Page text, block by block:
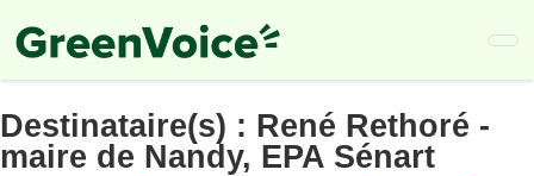
to
main
Destinataire(s) : René Rethoré -
maire de Nandy, EPA Sénart